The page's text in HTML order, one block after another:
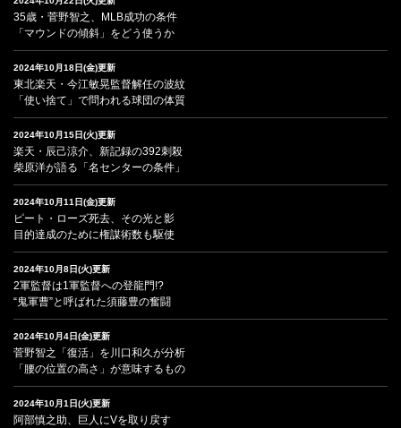
35歳・菅野智之、MLB成功の条件
「マウンドの傾斜」をどう使うか
2024年10月18日(金)更新
東北楽天・今江敏晃監督解任の波紋
「使い捨て」で問われる球団の体質
2024年10月15日(火)更新
楽天・辰己涼介、新記録の392刺殺
柴原洋が語る「名センターの条件」
2024年10月11日(金)更新
ピート・ローズ死去、その光と影
目的達成のために権謀術数も駆使
2024年10月8日(火)更新
2軍監督は1軍監督への登龍門!?
“鬼軍曹”と呼ばれた須藤豊の奮闘
2024年10月4日(金)更新
菅野智之「復活」を川口和久が分析
「腰の位置の高さ」が意味するもの
2024年10月1日(火)更新
阿部慎之助、巨人にVを取り戻す